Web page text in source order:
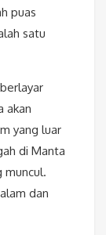
puas
satu
akan
yang luar
di Manta
muncul.
dan